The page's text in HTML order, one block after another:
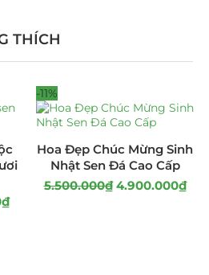
THÍCH
₫
-11%
Hoa Đẹp Chúc Mừng Sinh
Nhật Sen Đá Cao Cấp
5.500.000₫ 4.900.000₫